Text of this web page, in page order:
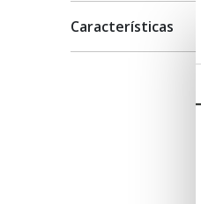
Características